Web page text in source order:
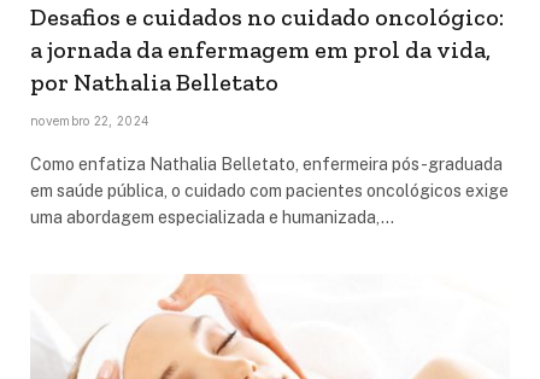
Desafios e cuidados no cuidado oncológico:
a jornada da enfermagem em prol da vida,
por Nathalia Belletato
novembro 22, 2024
Como enfatiza Nathalia Belletato, enfermeira pós-graduada
em saúde pública, o cuidado com pacientes oncológicos exige
uma abordagem especializada e humanizada,…